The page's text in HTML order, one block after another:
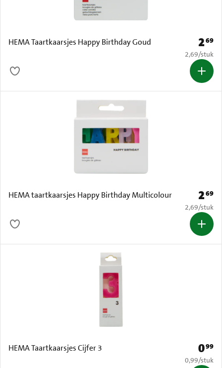
HEMA Taartkaarsjes Happy Birthday Goud Prijs:
269
€ 2,69 per
2,69/stuk
HEMA taartkaarsjes Happy Birthday Multicolour Prijs:
269
€ 2,69 per
2,69/stuk
HEMA Taartkaarsjes Cijfer 3 Prijs:
099
€ 0,99 per
0,99/stuk